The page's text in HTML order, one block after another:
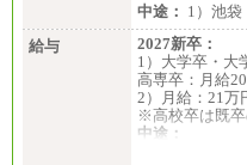
中途： 1）池
給与
2027新卒：
1）大学卒・大
高専卒：月給
2）月給：21万
※高校卒は既卒
中途：
1）月給：21